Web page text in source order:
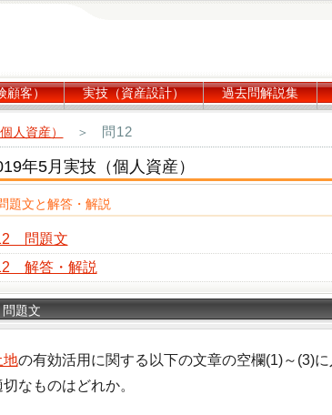
顧客） 実技（資産設計） 過去問解説集
人資産） ＞ 問12
年5月実技（個人資産）
文と解答・解説
問題文
解答・解説
題文
地の有効活用に関する以下の文章の空欄(1)～(3)
切なものはどれか。